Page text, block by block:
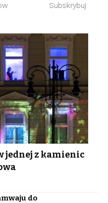
Subskrybuj
jednej z kamienic
do